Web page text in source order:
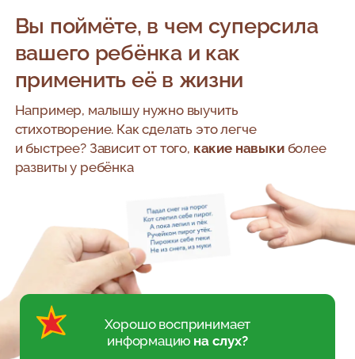
Вы поймёте, в чем суперсила
вашего ребёнка и как
применить её в жизни
Например, малышу нужно выучить
стихотворение. Как сделать это легче
и быстрее?Зависит от того, какие навыкиболее
развиты у ребёнка
Хорошо воспринимает
информацию на слух?